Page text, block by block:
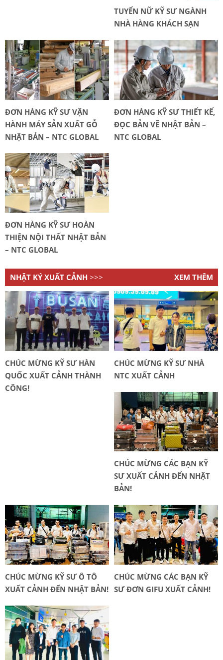
TUYỂN NỮ KỸ SƯ NGÀNH
NHÀ HÀNG KHÁCH SẠN
ĐƠN HÀNG KỸ SƯ VẬN
HÀNH MÁY SẢN XUẤT GỖ
NHẬT BẢN – NTC GLOBAL
ĐƠN HÀNG KỸ SƯ THIẾT KẾ,
ĐỌC BẢN VẼ NHẬT BẢN –
NTC GLOBAL
ĐƠN HÀNG KỸ SƯ HOÀN
THIỆN NỘI THẤT NHẬT BẢN
– NTC GLOBAL
NHẬT KÝ XUẤT CẢNH >>> XEM THÊM
CHÚC MỪNG KỸ SƯ HÀN
QUỐC XUẤT CẢNH THÀNH
CÔNG!
CHÚC MỪNG KỸ SƯ NHÀ
NTC XUẤT CẢNH
CHÚC MỪNG CÁC BẠN KỸ
SƯ XUẤT CẢNH ĐẾN NHẬT
BẢN!
CHÚC MỪNG KỸ SƯ Ô TÔ
XUẤT CẢNH ĐẾN NHẬT BẢN!
CHÚC MỪNG CÁC BẠN KỸ
SƯ ĐƠN GIFU XUẤT CẢNH!